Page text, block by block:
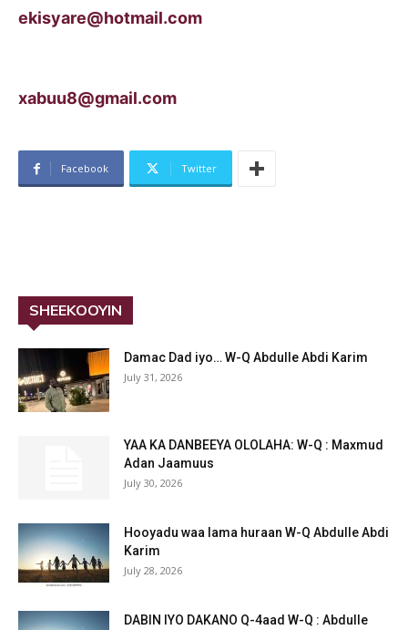
ekisyare@hotmail.com
xabuu8@gmail.com
Facebook Twitter
SHEEKOOYIN
Damac Dad iyo… W-Q Abdulle Abdi Karim
July 31, 2026
YAA KA DANBEEYA OLOLAHA: W-Q : Maxmud
Adan Jaamuus
July 30, 2026
Hooyadu waa lama huraan W-Q Abdulle Abdi
Karim
July 28, 2026
DABIN IYO DAKANO Q-4aad W-Q : Abdulle